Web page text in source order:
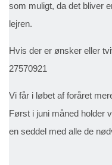
som muligt, da det bliver
lejren.
Hvis der er ønsker eller
27570921
Vi får i løbet af foråret
Først i juni måned holder
en seddel med alle de